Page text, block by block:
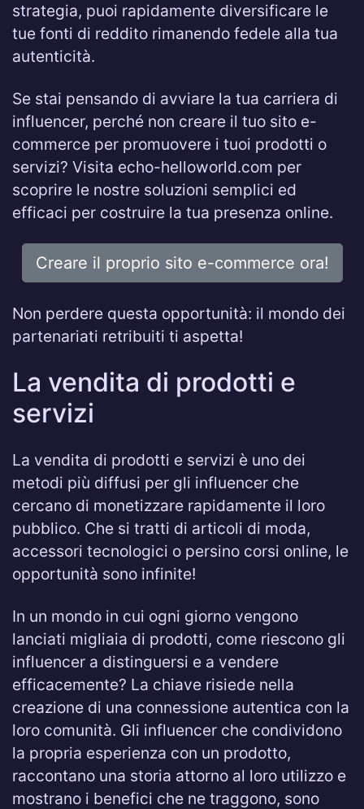
strategia, puoi rapidamente diversificare le
tue fonti di reddito rimanendo fedele alla tua
autenticità.
Se stai pensando di avviare la tua carriera di
influencer, perché non creare il tuo sito e-
commerce per promuovere i tuoi prodotti o
servizi? Visita echo-helloworld.com per
scoprire le nostre soluzioni semplici ed
efficaci per costruire la tua presenza online.
Creare il proprio sito e-commerce ora!
Non perdere questa opportunità: il mondo dei
partenariati retribuiti ti aspetta!
La vendita di prodotti e
servizi
La vendita di prodotti e servizi è uno dei
metodi più diffusi per gli influencer che
cercano di monetizzare rapidamente il loro
pubblico. Che si tratti di articoli di moda,
accessori tecnologici o persino corsi online, le
opportunità sono infinite!
In un mondo in cui ogni giorno vengono
lanciati migliaia di prodotti, come riescono gli
influencer a distinguersi e a vendere
efficacemente? La chiave risiede nella
creazione di una connessione autentica con la
loro comunità. Gli influencer che condividono
la propria esperienza con un prodotto,
raccontano una storia attorno al loro utilizzo e
mostrano i benefici che ne traggono, sono